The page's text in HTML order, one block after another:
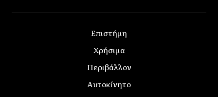
Επιστήμη
Χρήσιμα
Περιβάλλον
Αυτοκίνητο